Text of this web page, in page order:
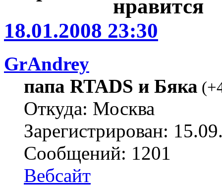
18.01.2008 23:30
GrAndrey
папа RTADS и Бяка (
Откуда: Москва
Зарегистрирован:
Сообщений: 1201
Вебсайт